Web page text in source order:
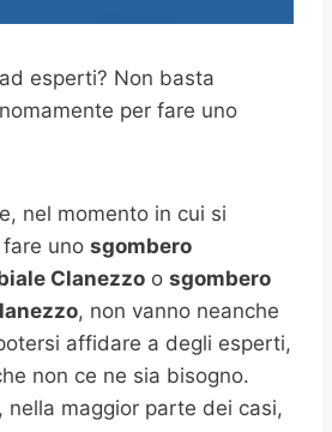
esperti? Non basta
per fare uno
nel momento in cui si
uno sgombero
Clanezzo o sgombero
, non vanno neanche
affidare a degli esperti,
non ce ne sia bisogno.
nella maggior parte dei casi,